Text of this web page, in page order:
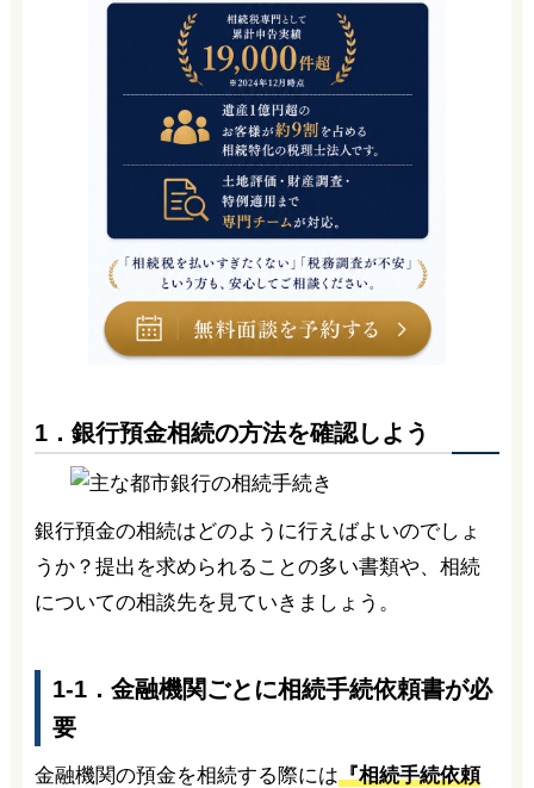
1．銀行預金相続の方法を確認しよう
銀行預金の相続はどのように行えばよいのでしょ
うか？提出を求められることの多い書類や、相続
についての相談先を見ていきましょう。
1-1．金融機関ごとに相続手続依頼書が必
要
金融機関の預金を相続する際には『相続手続依頼